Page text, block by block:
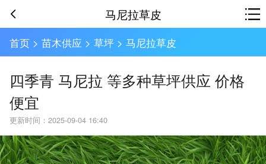
马尼拉草皮
首页> 苗木供应 > 草坪> 马尼拉草皮
四季青 马尼拉 等多种草坪供应 价格
便宜
更新时间：2025-09-04 16:40